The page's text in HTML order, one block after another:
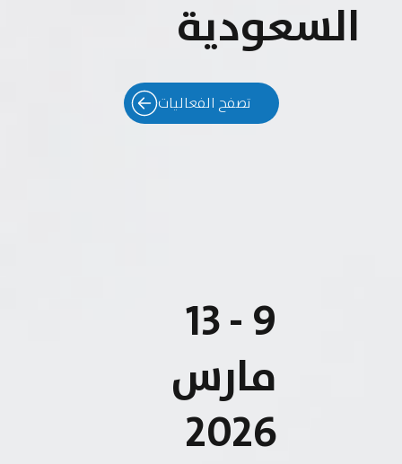
السعودية
تصفح الفعاليات
9 - 13
مارس
2026